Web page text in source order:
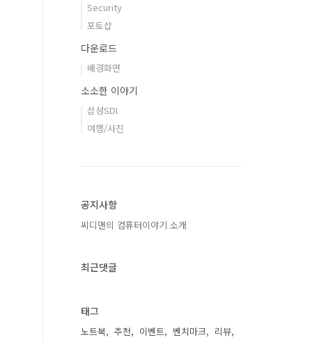
Security
포토샵
다운로드
배경화면
소소한 이야기
삼성SDI
여행/사진
공지사항
씨디맨의 컴퓨터이야기 소개
최근댓글
태그
노트북 추천 이벤트 벤치마크
리뷰